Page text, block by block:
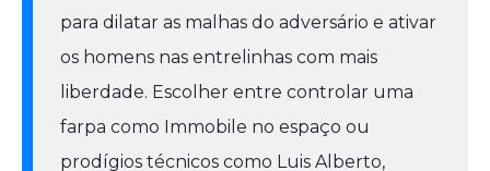
para dilatar as malhas do adversário e ativar
os homens nas entrelinhas com mais
liberdade. Escolher entre controlar uma
farpa como Immobile no espaço ou
prodígios técnicos como Luis Alberto,